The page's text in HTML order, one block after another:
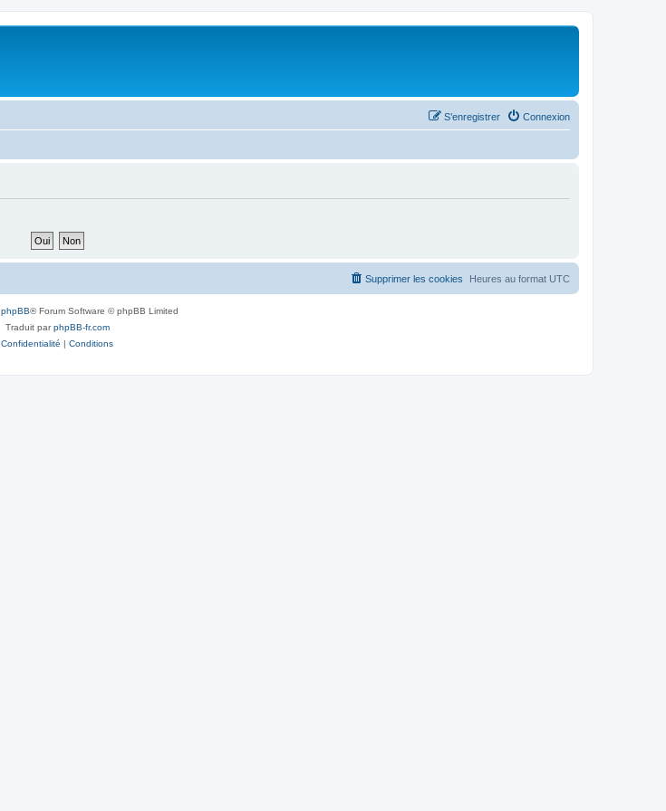
Connexion
S’enregistrer
Heures au format UTC
Supprimer les cookies
phpBB® Forum Software © phpBB Limited
Traduit parphpBB-fr.com
Confidentialité | Conditions